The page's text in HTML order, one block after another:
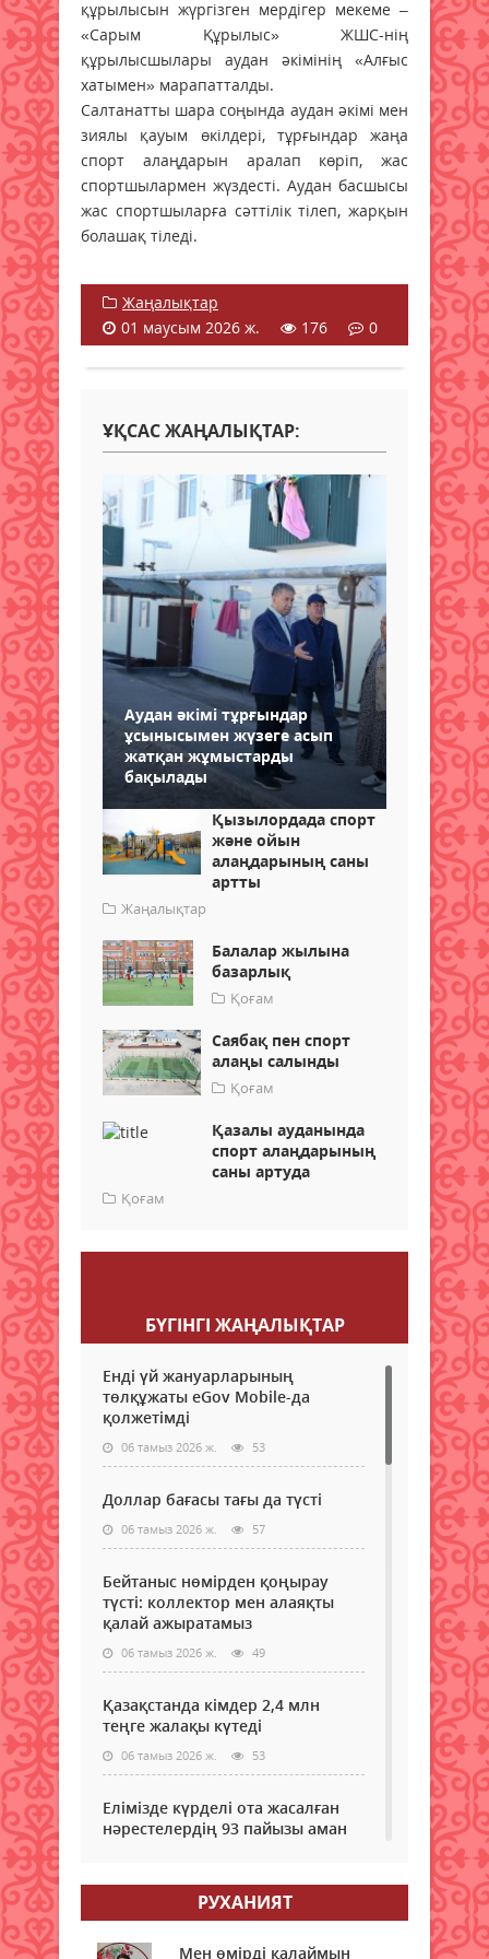
құрылысын жүргізген мердігер мекеме –
«Cарым Құрылыс» ЖШС-нің
құрылысшылары аудан әкімінің «Алғыс
хатымен» марапатталды.
Салтанатты шара соңында аудан әкімі мен
зиялы қауым өкілдері, тұрғындар жаңа
спорт алаңдарын аралап көріп, жас
спортшылармен жүздесті. Аудан басшысы
жас спортшыларға сәттілік тілеп, жарқын
болашақ тіледі.
Жаңалықтар
01 маусым 2026 ж.
176 0
ҰҚСАС ЖАҢАЛЫҚТАР:
Аудан әкімі тұрғындар
ұсынысымен жүзеге асып
жатқан жұмыстарды
бақылады
Қызылордада спорт
және ойын
алаңдарының саны
артты
Жаңалықтар
Балалар жылына
базарлық
Қоғам
Саябақ пен спорт
алаңы салынды
Қоғам
Қазалы ауданында
спорт алаңдарының
саны артуда
Қоғам
БҮГІНГI ЖАҢАЛЫҚТАР
Енді үй жануарларының
төлқұжаты eGov Mobile-да
қолжетімді
06 тамыз 2026 ж. 53
Доллар бағасы тағы да түсті
06 тамыз 2026 ж. 57
Бейтаныс нөмірден қоңырау
түсті: коллектор мен алаяқты
қалай ажыратамыз
06 тамыз 2026 ж. 49
Қазақстанда кімдер 2,4 млн
теңге жалақы күтеді
06 тамыз 2026 ж. 53
Елімізде күрделі ота жасалған
нәрестелердің 93 пайызы аман
ЖОО-ға қабылдауда ескеріледі
РУХАНИЯТ
Мен өмірді қалаймын